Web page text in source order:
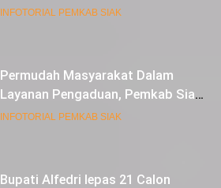
Expoversary 2024
INFOTORIAL PEMKAB SIAK
Permudah Masyarakat Dalam
Layanan Pengaduan, Pemkab Siak
Luncurkan Aplikasi SIP PUAN
INFOTORIAL PEMKAB SIAK
Bupati Alfedri lepas 21 Calon